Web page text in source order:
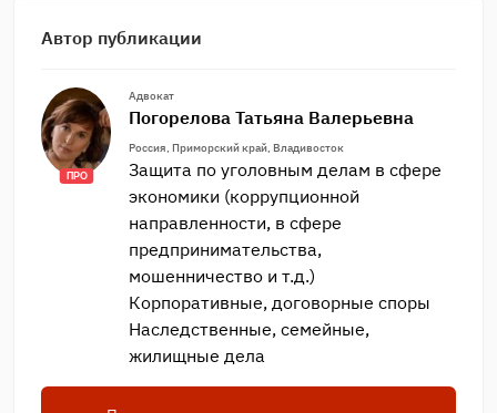
Автор публикации
ПРО
Адвокат
Погорелова Татьяна Валерьевна
Россия, Приморский край, Владивосток
Защита по уголовным делам в сфере
экономики (коррупционной
направленности, в сфере
предпринимательства,
мошенничество и т.д.)
Корпоративные, договорные споры
Наследственные, семейные,
жилищные дела